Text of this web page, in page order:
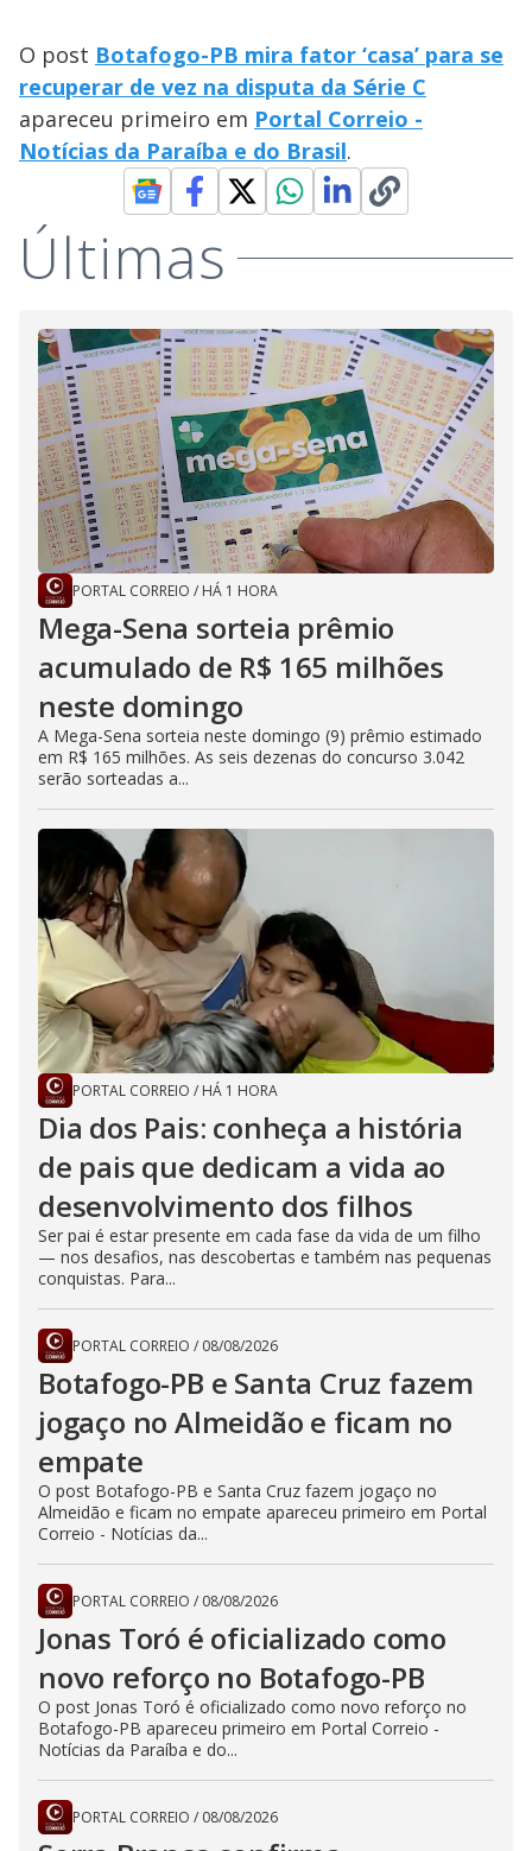
O post Botafogo-PB mira fator ‘casa’ para se
recuperar de vez na disputa da Série C
apareceu primeiro em Portal Correio -
Notícias da Paraíba e do Brasil.
Últimas
PORTAL CORREIO / HÁ 1 HORA
Mega-Sena sorteia prêmio
acumulado de R$ 165 milhões
neste domingo
A Mega-Sena sorteia neste domingo (9) prêmio estimado
em R$ 165 milhões. As seis dezenas do concurso 3.042
serão sorteadas a...
PORTAL CORREIO / HÁ 1 HORA
Dia dos Pais: conheça a história
de pais que dedicam a vida ao
desenvolvimento dos filhos
Ser pai é estar presente em cada fase da vida de um filho
— nos desafios, nas descobertas e também nas pequenas
conquistas. Para...
PORTAL CORREIO / 08/08/2026
Botafogo-PB e Santa Cruz fazem
jogaço no Almeidão e ficam no
empate
O post Botafogo-PB e Santa Cruz fazem jogaço no
Almeidão e ficam no empate apareceu primeiro em Portal
Correio - Notícias da...
PORTAL CORREIO / 08/08/2026
Jonas Toró é oficializado como
novo reforço no Botafogo-PB
O post Jonas Toró é oficializado como novo reforço no
Botafogo-PB apareceu primeiro em Portal Correio -
Notícias da Paraíba e do...
PORTAL CORREIO / 08/08/2026